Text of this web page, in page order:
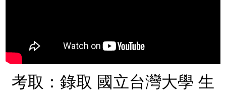
考取：錄取 國立台灣大學 生